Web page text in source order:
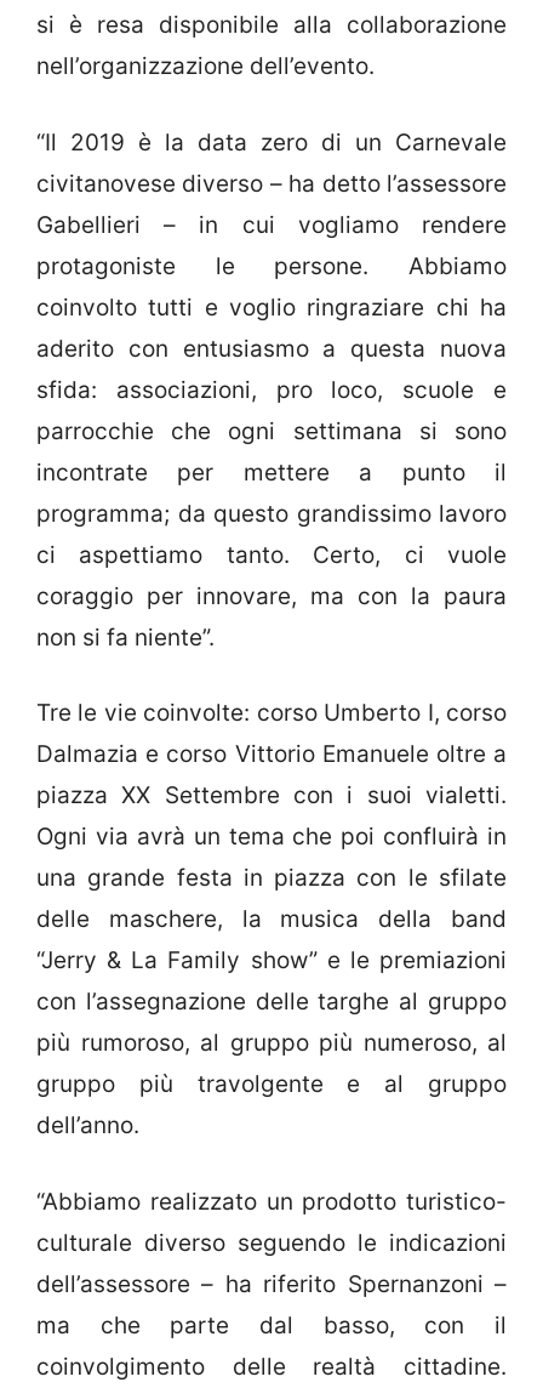
si è resa disponibile alla collaborazione
nell’organizzazione dell’evento.
“Il 2019 è la data zero di un Carnevale
civitanovese diverso – ha detto l’assessore
Gabellieri – in cui vogliamo rendere
protagoniste le persone. Abbiamo
coinvolto tutti e voglio ringraziare chi ha
aderito con entusiasmo a questa nuova
sfida: associazioni, pro loco, scuole e
parrocchie che ogni settimana si sono
incontrate per mettere a punto il
programma; da questo grandissimo lavoro
ci aspettiamo tanto. Certo, ci vuole
coraggio per innovare, ma con la paura
non si fa niente”.
Tre le vie coinvolte: corso Umberto I, corso
Dalmazia e corso Vittorio Emanuele oltre a
piazza XX Settembre con i suoi vialetti.
Ogni via avrà un tema che poi confluirà in
una grande festa in piazza con le sfilate
delle maschere, la musica della band
“Jerry & La Family show” e le premiazioni
con l’assegnazione delle targhe al gruppo
più rumoroso, al gruppo più numeroso, al
gruppo più travolgente e al gruppo
dell’anno.
“Abbiamo realizzato un prodotto turistico-
culturale diverso seguendo le indicazioni
dell’assessore – ha riferito Spernanzoni –
ma che parte dal basso, con il
coinvolgimento delle realtà cittadine.